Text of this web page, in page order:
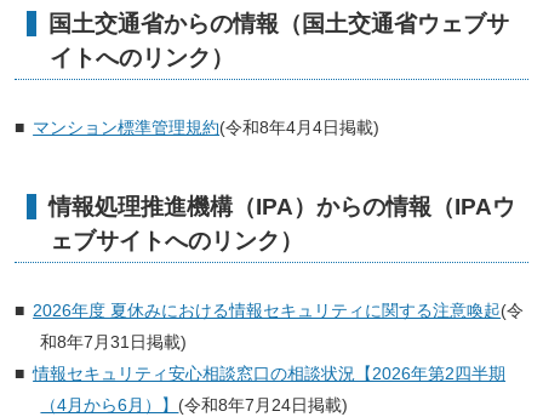
国土交通省からの情報（国土交通省ウェブサ
イトへのリンク）
マンション標準管理規約(令和8年4月4日掲載)
情報処理推進機構（IPA）からの情報（IPAウ
ェブサイトへのリンク）
2026年度 夏休みにおける情報セキュリティに関する注意喚起(令
和8年7月31日掲載)
情報セキュリティ安心相談窓口の相談状況【2026年第2四半期
（4月から6月）】 (令和8年7月24日掲載)